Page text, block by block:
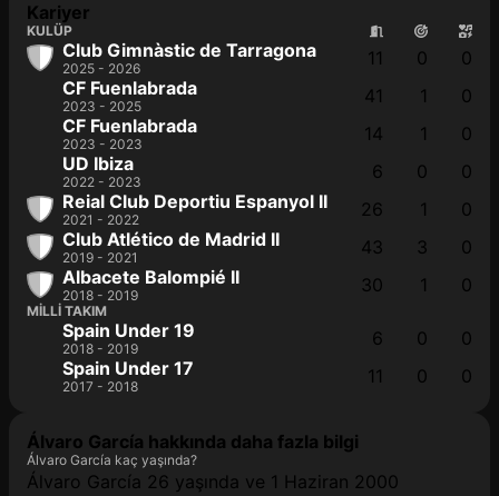
Kariyer
KULÜP
Club Gimnàstic de Tarragona
2025 - 2026 11 0
0
CF Fuenlabrada
2023 - 2025 41 1
0
CF Fuenlabrada
2023 - 2023 14 1
0
UD Ibiza
2022 - 2023 6 0
0
Reial Club Deportiu Espanyol II
2021 - 2022 26 1
0
Club Atlético de Madrid II
2019 - 2021 43 3
0
Albacete Balompié II
2018 - 2019 30 1 0
MILLI TAKIM
Spain Under 19
2018 - 2019 6 0
0
Spain Under 17
2017 - 2018 11 0 0
Álvaro García hakkında daha fazla bilgi
Álvaro García kaç yaşında?
Álvaro García 26 yaşında ve 1 Haziran 2000